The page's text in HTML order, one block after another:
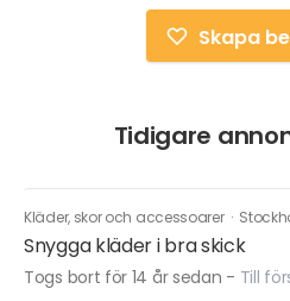
Skapa
Tidigare
Kläder, skor och accessoarer ·
Snygga kläder i bra skick
Togs bort för 14 år sedan - Till